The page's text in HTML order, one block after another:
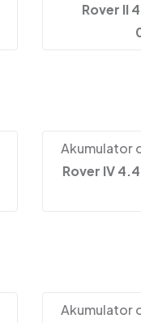
Rover II
Akumulator
Rover IV
Akumulator